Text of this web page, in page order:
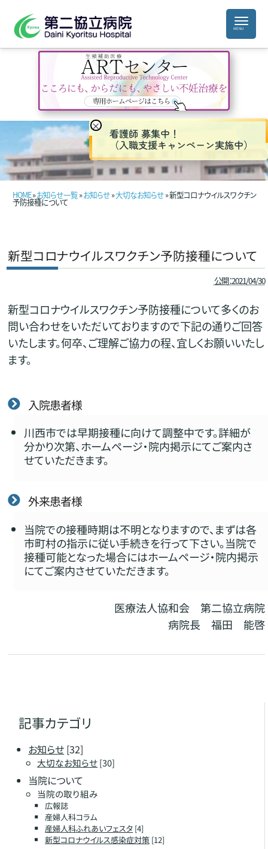
HOME»お知らせ一覧»お知らせ»大切なお知らせ» 新型コロナウイルスワクチン
予防接種について
新型コロナウイルスワクチン予防接種について
公開：2021/04/30
新型コロナウイルスワクチン予防接種について多くのお
問い合わせをいただいておりますので下記の通りご回答
いたします。何卒、ご理解ご協力の程、宜しくお願いいたし
ます。
入院患者様
川西市では早期接種に向けて調整中です。詳細が
分かり次第、ホームページ・院内掲示にてご案内さ
せていただきます。
外来患者様
当院での接種時期は不明となりますので、まずは各
市町村の指示に従い手続きを行って下さい。当院で
接種可能となった場合にはホームページ・院内掲示
にてご案内させていただきます。
医療法人協和会 第二協立病院
病院長 福田 能啓
記事カテゴリ
お知らせ [32]
大切なお知らせ[30]
当院について
当院の取り組み
広報誌
産婦人科コラム
産婦人科ふれあいフェスタ[4]
新型コロナウイルス感染症対策[12]
×
看護師 募集中！
（入職支援キャンペーン実施中）